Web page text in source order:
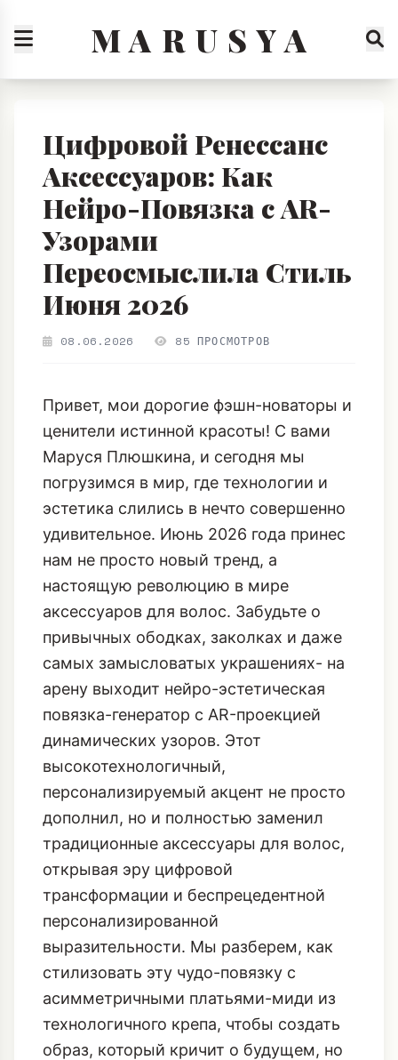
M A R U S Y A
Цифровой Ренессанс
Аксессуаров: Как
Нейро-Повязка с AR-
Узорами
Переосмыслила Стиль
Июня 2026
08.06.2026 85 ПРОСМОТРОВ
Привет, мои дорогие фэшн-новаторы и
ценители истинной красоты! С вами
Маруся Плюшкина, и сегодня мы
погрузимся в мир, где технологии и
эстетика слились в нечто совершенно
удивительное. Июнь 2026 года принес
нам не просто новый тренд, а
настоящую революцию в мире
аксессуаров для волос. Забудьте о
привычных ободках, заколках и даже
самых замысловатых украшениях- на
арену выходит нейро-эстетическая
повязка-генератор с AR-проекцией
динамических узоров. Этот
высокотехнологичный,
персонализируемый акцент не просто
дополнил, но и полностью заменил
традиционные аксессуары для волос,
открывая эру цифровой
трансформации и беспрецедентной
персонализированной
выразительности. Мы разберем, как
стилизовать эту чудо-повязку с
асимметричными платьями-миди из
технологичного крепа, чтобы создать
образ, который кричит о будущем, но